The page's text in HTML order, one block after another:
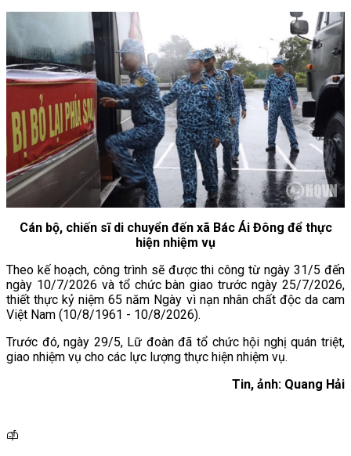
Cán bộ, chiến sĩ di chuyển đến xã Bác Ái Đông để thực
hiện nhiệm vụ
Theo kế hoạch, công trình sẽ được thi công từ ngày 31/5 đến
ngày 10/7/2026 và tổ chức bàn giao trước ngày 25/7/2026,
thiết thực kỷ niệm 65 năm Ngày vì nạn nhân chất độc da cam
Việt Nam (10/8/1961 - 10/8/2026).
Trước đó, ngày 29/5, Lữ đoàn đã tổ chức hội nghị quán triệt,
giao nhiệm vụ cho các lực lượng thực hiện nhiệm vụ.
Tin, ảnh: Quang Hải